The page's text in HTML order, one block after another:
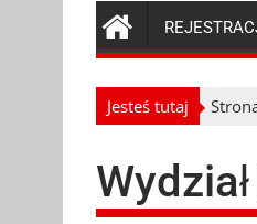
Jesteś tutaj